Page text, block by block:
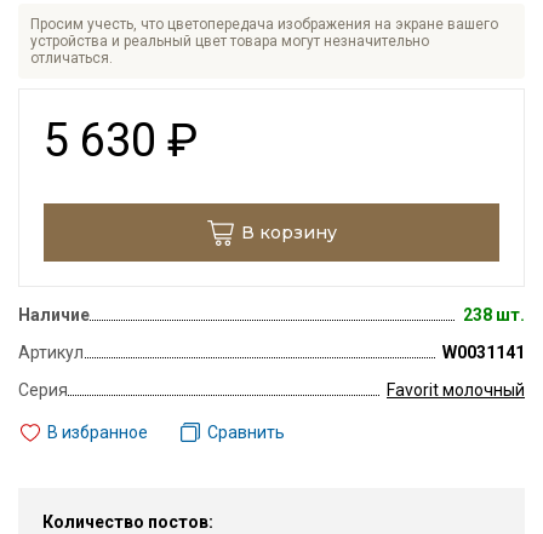
Просим учесть, что цветопередача изображения на экране вашего
устройства и реальный цвет товара могут незначительно
отличаться.
5 630 ₽
В корзину
Наличие
238 шт.
Артикул
W0031141
Серия
Favorit молочный
В избранное Сравнить
Количество постов: